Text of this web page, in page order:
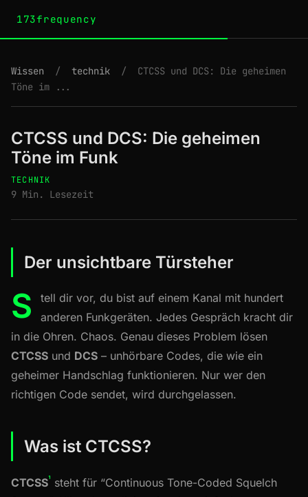
173frequency
Wissen / technik /
CTCSS und DCS: Die geheimen
Töne im ...
CTCSS und DCS: Die geheimen
Töne im Funk
TECHNIK
9 Min. Lesezeit
Der unsichtbare Türsteher
S
tell dir vor, du bist auf einem Kanal mit hundert
anderen Funkgeräten. Jedes Gespräch kracht dir
in die Ohren. Chaos. Genau dieses Problem lösen
CTCSS und DCS – unhörbare Codes, die wie ein
geheimer Handschlag funktionieren. Nur wer den
richtigen Code sendet, wird durchgelassen.
Was ist CTCSS?
CTCSS¹ steht für “Continuous Tone-Coded Squelch